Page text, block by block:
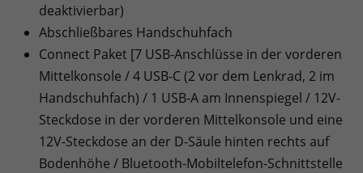
deaktivierbar)
Abschließbares Handschuhfach
Connect Paket [7 USB-Anschlüsse in der vorderen
Mittelkonsole / 4 USB-C (2 vor dem Lenkrad, 2 im
Handschuhfach) / 1 USB-A am Innenspiegel / 12V-
Steckdose in der vorderen Mittelkonsole und eine
12V-Steckdose an der D-Säule hinten rechts auf
Bodenhöhe / Bluetooth-Mobiltelefon-Schnittstelle